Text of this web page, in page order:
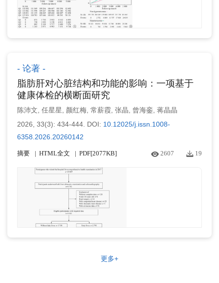
论著
脂肪肝对心脏结构和功能的影响：一项基于
健康体检的横断面研究
陈沛文 任星星 颜红梅 常薪霞 张晶 曾海銮 蒋晶晶
2026, 33(3): 434-444. DOI: 10.12025/j.issn.1008-
6358.2026.20260142
摘要 HTML全文 PDF[2077KB] 2607 19
更多+